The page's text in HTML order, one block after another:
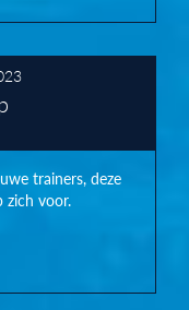
trainers, deze
zich voor.